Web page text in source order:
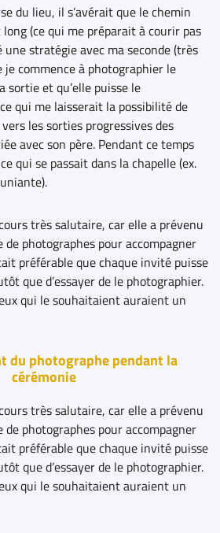
du lieu, il s’avérait que le chemin
(ce qui me préparait à courir pas
une stratégie avec ma seconde (très
je commence à photographier le
sortie et qu’elle puisse le
qui me laisserait la possibilité de
les sorties progressives des
avec son père. Pendant ce temps
qui se passait dans la chapelle (ex.
très salutaire, car elle a prévenu
de photographes pour accompagner
préférable que chaque invité puisse
que d’essayer de le photographier.
qui le souhaitaient auraient un
du photographe pendant la
cérémonie
très salutaire, car elle a prévenu
de photographes pour accompagner
préférable que chaque invité puisse
que d’essayer de le photographier.
qui le souhaitaient auraient un